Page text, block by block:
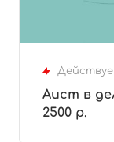
Аист в
2500 р.